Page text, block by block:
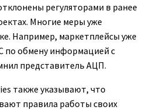
регуляторами в ранее
Многие меры уже
Например, маркетплейсы уже
по обмену информацией с
представитель АЦП.
также указывают, что
правила работы своих